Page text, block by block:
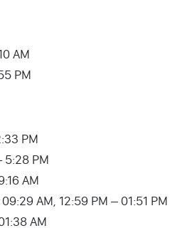
AM
PM
PM
5:28 PM
AM
09:29 AM, 12:59 PM – 01:51 PM
AM